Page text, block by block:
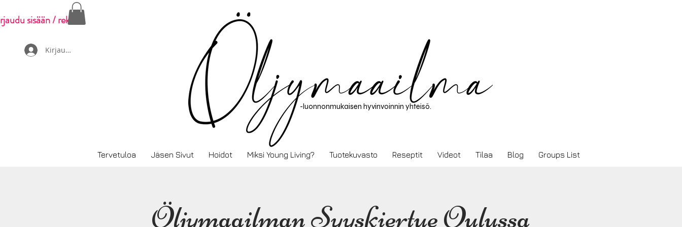
sisään / rekisteröidy
Kirjaudu
-luonnonmukaisen hyvinvoinnin yhteisö.
Tervetuloa Jäsen Sivut Hoidot Miksi Young Living? Tuotekuvasto Reseptit Videot Tilaa Blog Groups List
Öljymaailman Syyskiertue Oulussa